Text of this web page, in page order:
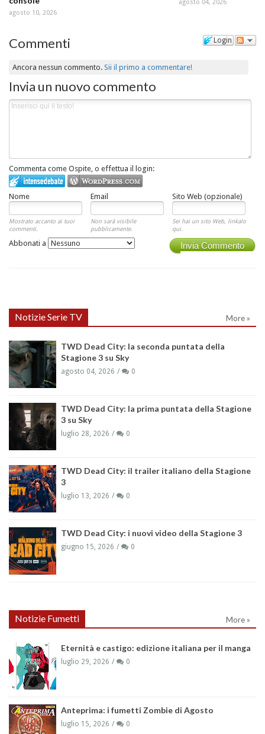
agosto 10, 2026
agosto 04, 2026
Login
Commenti
Ancora nessun commento.Sii il primo a commentare!
Invia un nuovo commento
Commenta come Ospite, o effettua il login:
Nome Email Sito Web (opzionale)
Mostrato accanto ai tuoi
commenti.
Non sarà visibile
pubblicamente.
Sei hai un sito Web, linkalo
qui.
Invia Commento
Abbonati a
Notizie Serie TV More »
TWD Dead City: la seconda puntata della
Stagione 3 su Sky
agosto 04, 2026 0
TWD Dead City: la prima puntata della Stagione
3 su Sky
luglio 28, 2026 0
TWD Dead City: il trailer italiano della Stagione
3
luglio 13, 2026 0
TWD Dead City: i nuovi video della Stagione 3
giugno 15, 2026 0
Notizie Fumetti More »
Eternità e castigo: edizione italiana per il manga
luglio 29, 2026 0
Anteprima: i fumetti Zombie di Agosto
luglio 15, 2026 0